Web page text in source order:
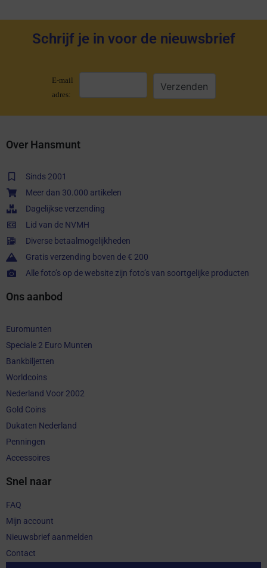
Schrijf je in voor de nieuwsbrief
E-mail
adres:
Over Hansmunt
Sinds 2001
Meer dan 30.000 artikelen
Dagelijkse verzending
Lid van de NVMH
Diverse betaalmogelijkheden
Gratis verzending boven de € 200
Alle foto’s op de website zijn foto’s van soortgelijke producten
Ons aanbod
Euromunten
Speciale 2 Euro Munten
Bankbiljetten
Worldcoins
Nederland Voor 2002
Gold Coins
Dukaten Nederland
Penningen
Accessoires
Snel naar
FAQ
Mijn account
Nieuwsbrief aanmelden
Contact